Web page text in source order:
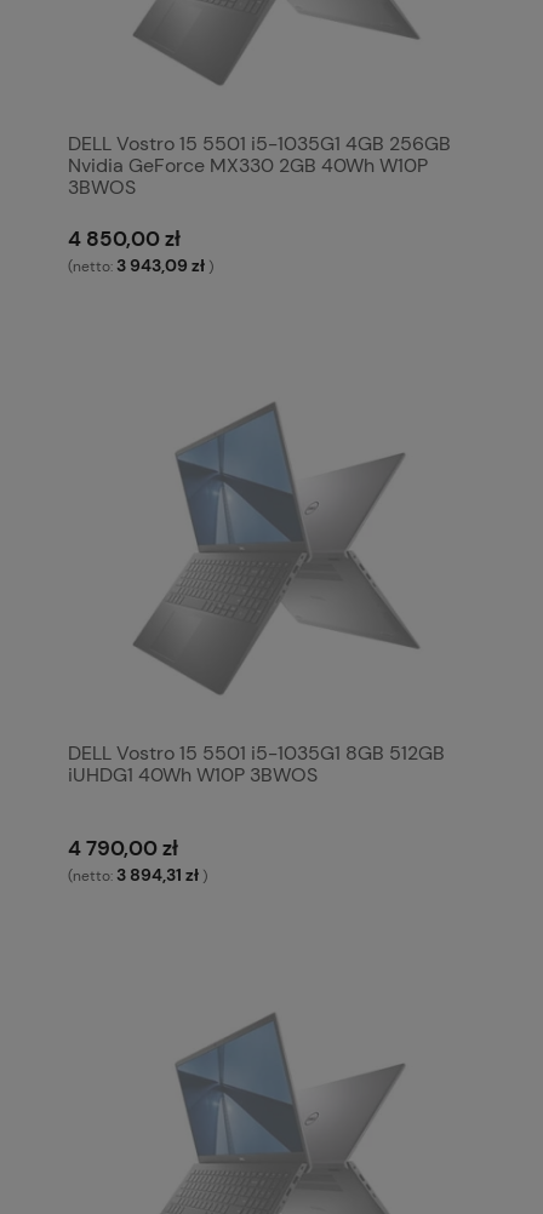
DELL Vostro 15 5501 i5-1035G1 4GB 256GB
Nvidia GeForce MX330 2GB 40Wh W10P
3BWOS
4 850,00 zł
(netto:3 943,09 zł )
DELL Vostro 15 5501 i5-1035G1 8GB 512GB
iUHDG1 40Wh W10P 3BWOS
4 790,00 zł
(netto:3 894,31 zł )